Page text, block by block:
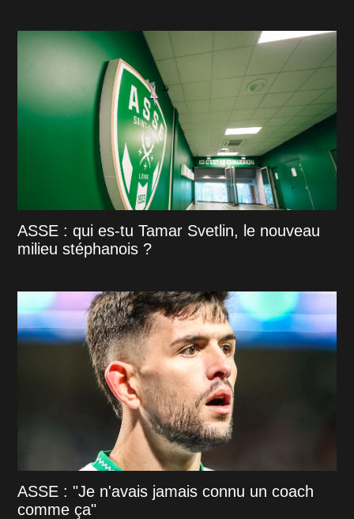
ASSE : qui es-tu Tamar Svetlin, le nouveau
milieu stéphanois ?
ASSE : "Je n'avais jamais connu un coach
comme ça"